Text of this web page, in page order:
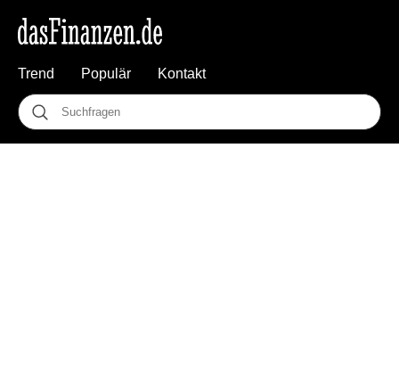
Trend Populär Kontakt